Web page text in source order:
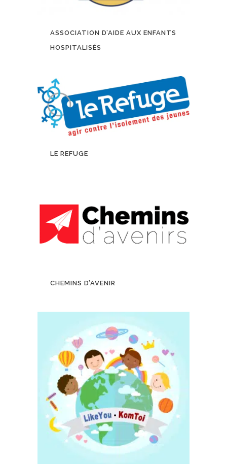
ASSOCIATION D’AIDE AUX ENFANTS
HOSPITALISÉS
LE REFUGE
CHEMINS D’AVENIR